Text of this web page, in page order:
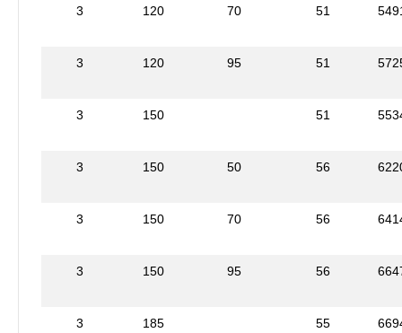
3 120 70 51
3 120 95 51
3 150 51
3 150 50 56
3 150 70 56
3 150 95 56
3 185 55